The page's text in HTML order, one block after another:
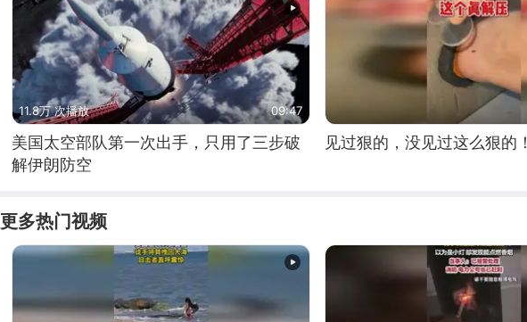
11.8万 次播放 09:47
美国太空部队第一次出手，只用了三步破
解伊朗防空
见过狠的，没见过这么狠的！
更多热门视频